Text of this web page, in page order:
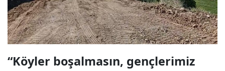
“Köyler boşalmasın, gençlerimiz